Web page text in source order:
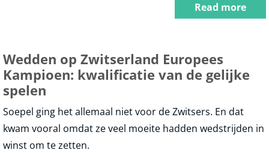
Read more
Wedden op Zwitserland Europees
Kampioen: kwalificatie van de gelijke
spelen
Soepel ging het allemaal niet voor de Zwitsers. En dat
kwam vooral omdat ze veel moeite hadden wedstrijden in
winst om te zetten.